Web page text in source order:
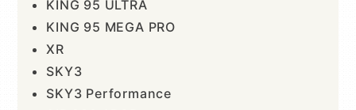
KING 95 ULTRA
KING 95 MEGA PRO
XR
SKY3
SKY3 Performance